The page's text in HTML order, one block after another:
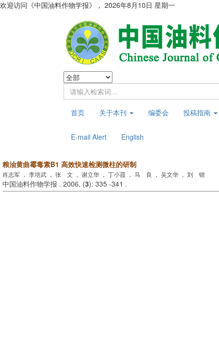
欢迎访问《中国油料作物学报》， 2026年8月10日 星期一
首页 关于本刊 编委会 投稿指南
E-mail Alert English
粮油黄曲霉毒素B1 高效快速检测微柱的研制
肖志军 ， 李培武 ， 张 文 ， 谢立华 ， 丁小霞 ， 马 良 ， 吴文华 ， 刘 锴
中国油料作物学报 . 2006, (3): 335 -341 .